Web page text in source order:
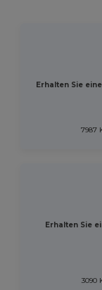
Erhalten Sie
7987
Erhalten Sie
3090